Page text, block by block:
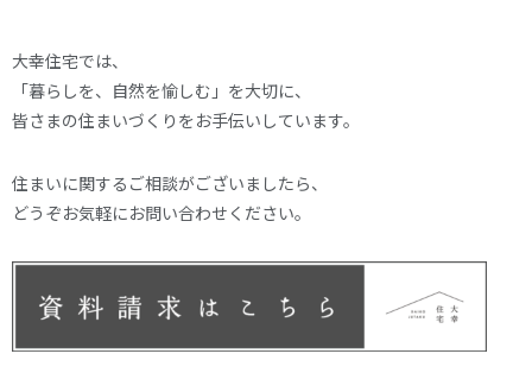
大幸住宅では、
「暮らしを、自然を愉しむ」を大切に、
皆さまの住まいづくりをお手伝いしています。
住まいに関するご相談がございましたら、
どうぞお気軽にお問い合わせください。